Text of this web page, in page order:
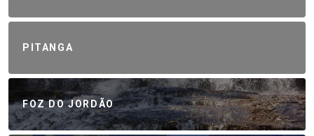
PITANGA
FOZ DO JORDÃO